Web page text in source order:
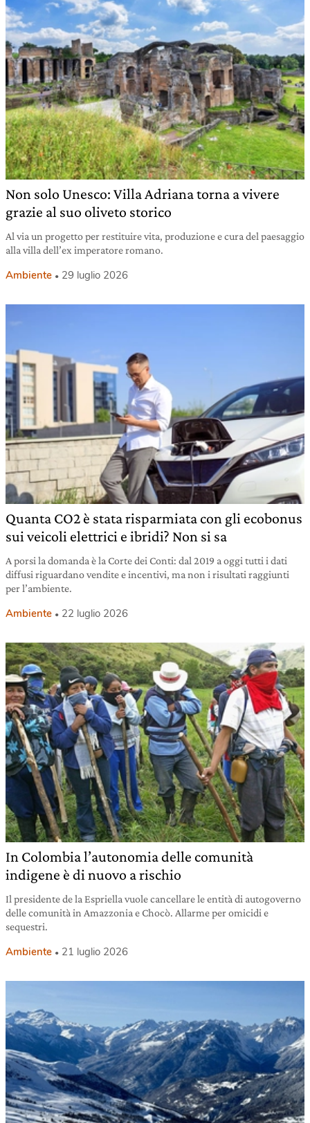
Non solo Unesco: Villa Adriana torna a vivere
grazie al suo oliveto storico
Al via un progetto per restituire vita, produzione e cura del paesaggio
alla villa dell’ex imperatore romano.
Ambiente 29 luglio 2026
Quanta CO2 è stata risparmiata con gli ecobonus
sui veicoli elettrici e ibridi? Non si sa
A porsi la domanda è la Corte dei Conti: dal 2019 a oggi tutti i dati
diffusi riguardano vendite e incentivi, ma non i risultati raggiunti
per l’ambiente.
Ambiente 22 luglio 2026
In Colombia l’autonomia delle comunità
indigene è di nuovo a rischio
Il presidente de la Espriella vuole cancellare le entità di autogoverno
delle comunità in Amazzonia e Chocò. Allarme per omicidi e
sequestri.
Ambiente 21 luglio 2026